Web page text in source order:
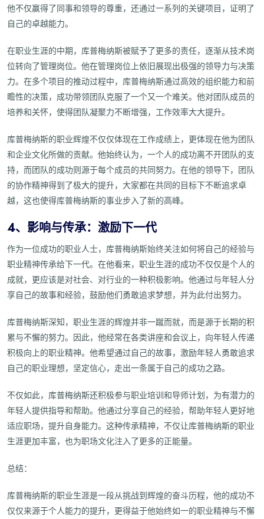
他不仅赢得了同事和领导的尊重，还通过一系列的关键项目，证明了
自己的卓越能力。
在职业生涯的中期，库普梅纳斯被赋予了更多的责任，逐渐从技术岗
位转向了管理岗位。他在管理岗位上依旧展现出极强的领导力与决策
力。在多个项目的推动过程中，库普梅纳斯通过高效的组织能力和前
瞻性的决策，成功带领团队克服了一个又一个难关。他对团队成员的
培养和关怀，使得团队凝聚力不断增强，工作效率大大提升。
库普梅纳斯的职业辉煌不仅仅体现在工作成绩上，更体现在他为团队
和企业文化所做的贡献。他始终认为，一个人的成功离不开团队的支
持，而团队的成功则源于每个成员的共同努力。在他的领导下，团队
的协作精神得到了极大的提升，大家都在共同的目标下不断追求卓
越，这也使得库普梅纳斯的事业步入了新的高峰。
4、影响与传承：激励下一代
作为一位成功的职业人士，库普梅纳斯始终关注如何将自己的经验与
职业精神传承给下一代。在他看来，职业生涯的成功不仅仅是个人的
成就，更应该是对社会、对行业的一种积极影响。他通过与年轻人分
享自己的故事和经验，鼓励他们勇敢追求梦想，并为此付出努力。
库普梅纳斯深知，职业生涯的辉煌并非一蹴而就，而是源于长期的积
累与不懈的努力。因此，他经常在各类讲座和会议上，向年轻人传递
积极向上的职业精神。他希望通过自己的故事，激励年轻人勇敢追求
自己的职业理想，坚定信心，走出一条属于自己的成功之路。
不仅如此，库普梅纳斯还积极参与职业培训和导师计划，为有潜力的
年轻人提供指导和帮助。他通过分享自己的经验，帮助年轻人更好地
适应职场，提升自身能力。这种传承精神，不仅让库普梅纳斯的职业
生涯更加丰富，也为职场文化注入了更多的正能量。
总结：
库普梅纳斯的职业生涯是一段从挑战到辉煌的奋斗历程，他的成功不
仅仅来源于个人能力的提升，更得益于他始终如一的职业精神与不懈